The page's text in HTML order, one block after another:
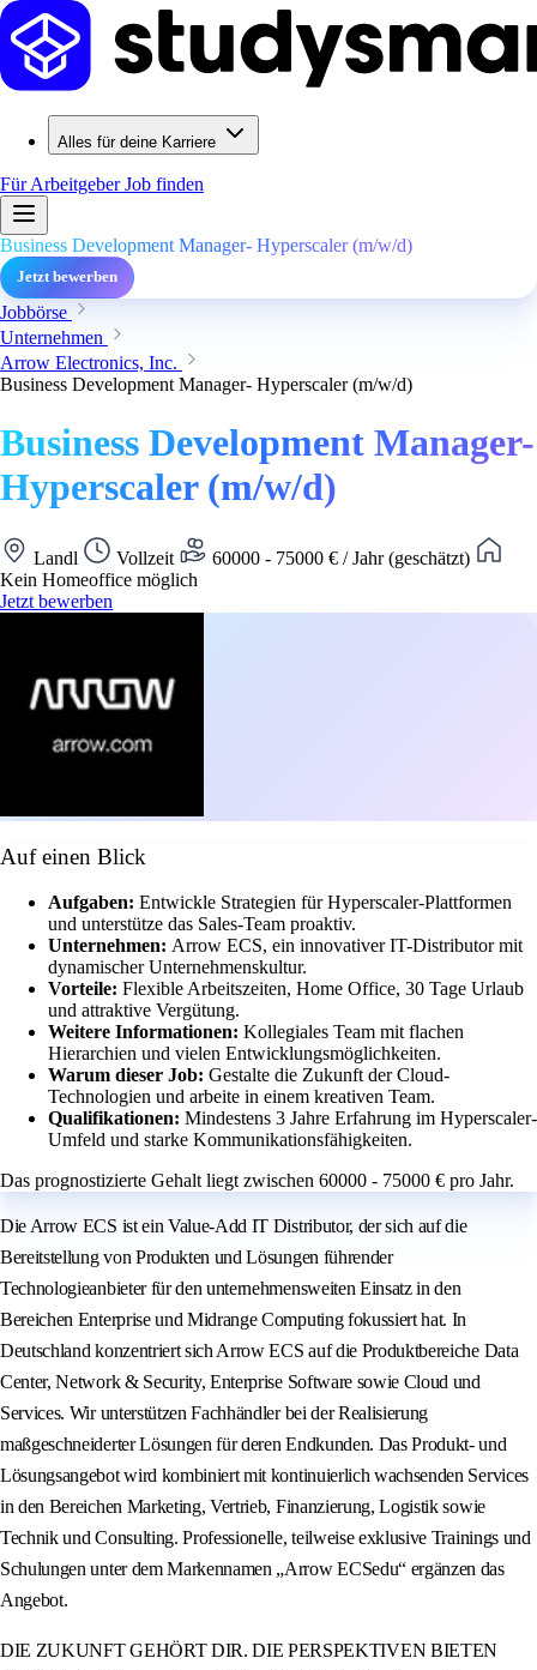
Alles für deine Karriere
Für ArbeitgeberJob finden
Business Development Manager- Hyperscaler (m/w/d)
Jetzt bewerben
Jobbörse
Unternehmen
Arrow Electronics, Inc.
Business Development Manager- Hyperscaler (m/w/d)
Business Development Manager-
Hyperscaler (m/w/d)
Landl Vollzeit
60000 - 75000 € / Jahr (geschätzt)
Kein Homeoffice möglich
Jetzt bewerben
Auf einen Blick
Aufgaben: Entwickle Strategien für Hyperscaler-Plattformen
und unterstütze das Sales-Team proaktiv.
Unternehmen: Arrow ECS, ein innovativer IT-Distributor mit
dynamischer Unternehmenskultur.
Vorteile: Flexible Arbeitszeiten, Home Office, 30 Tage Urlaub
und attraktive Vergütung.
Weitere Informationen: Kollegiales Team mit flachen
Hierarchien und vielen Entwicklungsmöglichkeiten.
Warum dieser Job: Gestalte die Zukunft der Cloud-
Technologien und arbeite in einem kreativen Team.
Qualifikationen: Mindestens 3 Jahre Erfahrung im Hyperscaler-
Umfeld und starke Kommunikationsfähigkeiten.
Das prognostizierte Gehalt liegt zwischen 60000 - 75000 € pro Jahr.
Die Arrow ECS ist ein Value-Add IT Distributor, der sich auf die
Bereitstellung von Produkten und Lösungen führender
Technologieanbieter für den unternehmensweiten Einsatz in den
Bereichen Enterprise und Midrange Computing fokussiert hat. In
Deutschland konzentriert sich Arrow ECS auf die Produktbereiche Data
Center, Network & Security, Enterprise Software sowie Cloud und
Services. Wir unterstützen Fachhändler bei der Realisierung
maßgeschneiderter Lösungen für deren Endkunden. Das Produkt- und
Lösungsangebot wird kombiniert mit kontinuierlich wachsenden Services
in den Bereichen Marketing, Vertrieb, Finanzierung, Logistik sowie
Technik und Consulting. Professionelle, teilweise exklusive Trainings und
Schulungen unter dem Markennamen „Arrow ECSedu“ ergänzen das
Angebot.
DIE ZUKUNFT GEHÖRT DIR. DIE PERSPEKTIVEN BIETEN